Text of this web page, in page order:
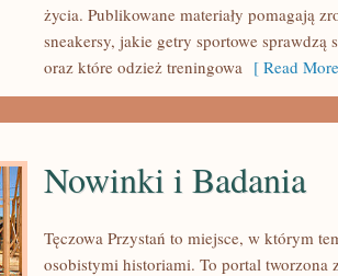
życia. Publikowane materiały pomagają
sneakersy, jakie getry sportowe sprawdzą
oraz które odzież treningowa [ Read
Nowinki i Badania
Tęczowa Przystań to miejsce, w którym
osobistymi historiami. To portal tworzona